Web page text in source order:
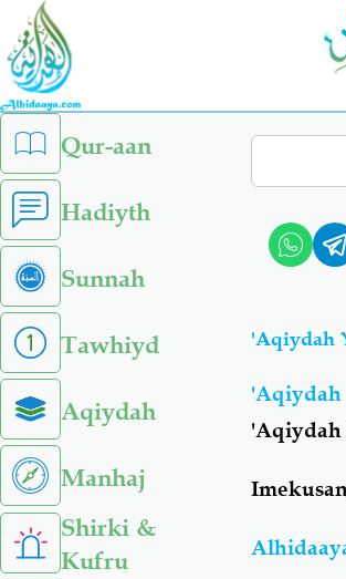
Skip
main
content
left
sidebar
menu
Qur-aan
Hadiyth
Sunnah
Tawhiyd
Aqiydah
Manhaj
Shirki &
Kufru
Search
'Aqiydah
'Aqiydah
'Aqiydah